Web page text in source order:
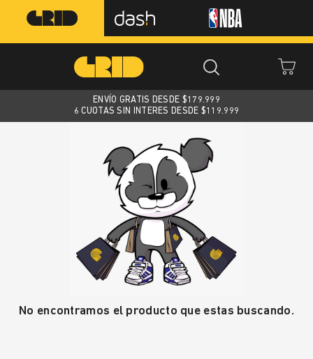
ENVÍO GRATIS DESDE $179.999
6 CUOTAS SIN INTERES DESDE $119.999
No encontramos el producto que estas buscando.